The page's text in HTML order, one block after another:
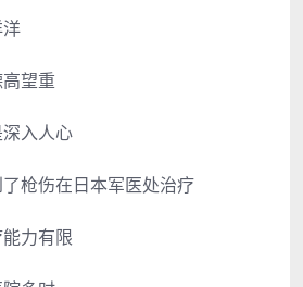
望重
入人心
枪伤在日本军医处治疗
力有限